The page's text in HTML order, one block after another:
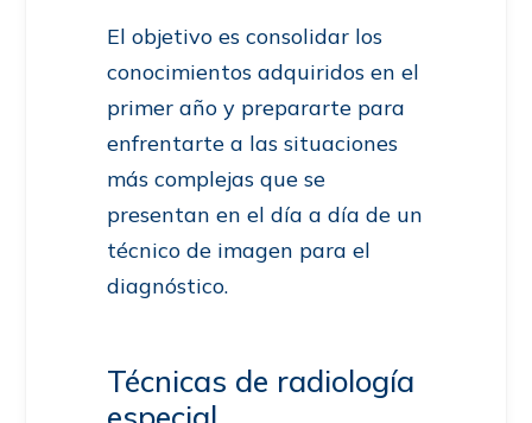
El objetivo es consolidar los
conocimientos adquiridos en el
primer año y prepararte para
enfrentarte a las situaciones
más complejas que se
presentan en el día a día de un
técnico de imagen para el
diagnóstico.
Técnicas de radiología